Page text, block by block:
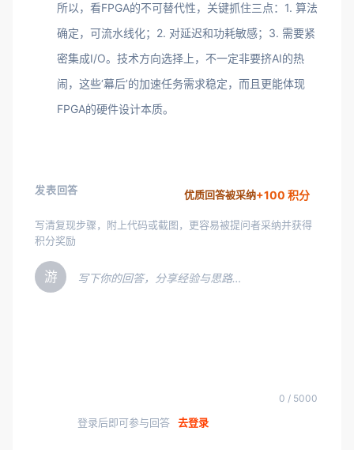
所以，看FPGA的不可替代性，关键抓住三点：1. 算法
确定，可流水线化；2. 对延迟和功耗敏感；3. 需要紧
密集成I/O。技术方向选择上，不一定非要挤AI的热
闹，这些‘幕后’的加速任务需求稳定，而且更能体现
FPGA的硬件设计本质。
发表回答 优质回答被采纳+100 积分
写清复现步骤，附上代码或截图，更容易被提问者采纳并获得
积分奖励
游 写下你的回答，分享经验与思路…
0 / 5000
登录后即可参与回答 去登录